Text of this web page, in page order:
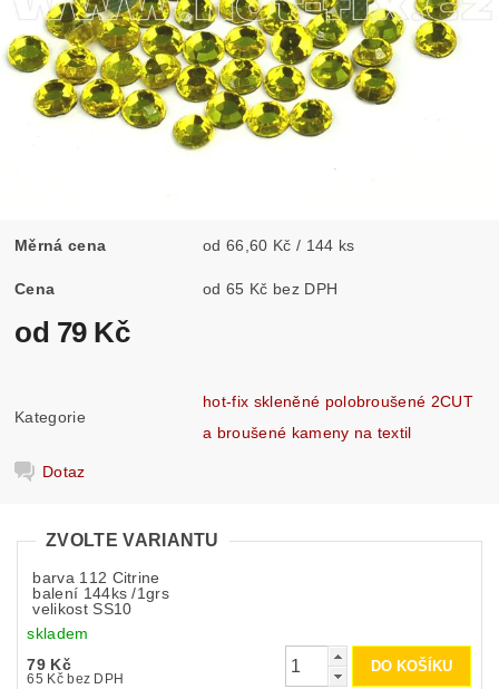
Měrná cena od 66,60 Kč / 144 ks
Cena od 65 Kč bez DPH
od 79 Kč
Kategorie
hot-fix skleněné polobroušené 2CUT
a broušené kameny na textil
Dotaz
ZVOLTE VARIANTU
barva 112 Citrine
balení 144ks /1grs
velikost SS10
skladem
79 Kč
65 Kč bez DPH